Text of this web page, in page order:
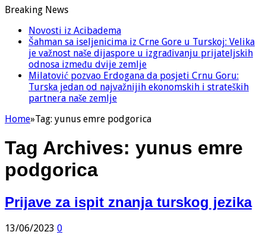
Breaking News
Novosti iz Acibadema
Šahman sa iseljenicima iz Crne Gore u Turskoj: Velika
je važnost naše dijaspore u izgrađivanju prijateljskih
odnosa između dvije zemlje
Milatović pozvao Erdogana da posjeti Crnu Goru:
Turska jedan od najvažnijih ekonomskih i strateških
partnera naše zemlje
Home»Tag: yunus emre podgorica
Tag Archives: yunus emre
podgorica
Prijave za ispit znanja turskog jezika
13/06/2023 0